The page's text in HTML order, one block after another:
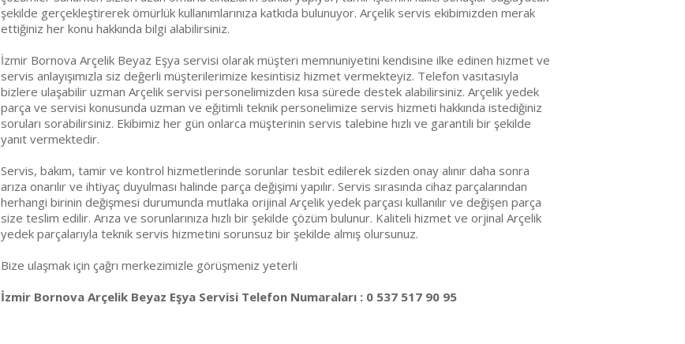
şekilde gerçekleştirerek ömürlük kullanımlarınıza katkıda bulunuyor. Arçelik servis ekibimizden merak
ettiğiniz her konu hakkında bilgi alabilirsiniz.
İzmir Bornova Arçelik Beyaz Eşya servisi olarak müşteri memnuniyetini kendisine ilke edinen hizmet ve
servis anlayışımızla siz değerli müşterilerimize kesintisiz hizmet vermekteyiz. Telefon vasıtasıyla
bizlere ulaşabilir uzman Arçelik servisi personelimizden kısa sürede destek alabilirsiniz. Arçelik yedek
parça ve servisi konusunda uzman ve eğitimli teknik personelimize servis hizmeti hakkında istediğiniz
soruları sorabilirsiniz. Ekibimiz her gün onlarca müşterinin servis talebine hızlı ve garantili bir şekilde
yanıt vermektedir.
Servis, bakım, tamir ve kontrol hizmetlerinde sorunlar tesbit edilerek sizden onay alınır daha sonra
arıza onarılır ve ihtiyaç duyulması halinde parça değişimi yapılır. Servis sırasında cihaz parçalarından
herhangi birinin değişmesi durumunda mutlaka orijinal Arçelik yedek parçası kullanılır ve değişen parça
size teslim edilir. Arıza ve sorunlarınıza hızlı bir şekilde çözüm bulunur. Kaliteli hizmet ve orjinal Arçelik
yedek parçalarıyla teknik servis hizmetini sorunsuz bir şekilde almış olursunuz.
Bize ulaşmak için çağrı merkezimizle görüşmeniz yeterli
İzmir Bornova Arçelik Beyaz Eşya Servisi Telefon Numaraları : 0 537 517 90 95